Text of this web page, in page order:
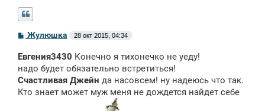
С
б
щ
е
н
и
Жулюшка 28 окт 2015, 04:34
Евгения3430 Конечно я тихонечко не уеду!
надо будет обязательно встретиться!
Счастливая Джейн да насовсем! ну надеюсь что так.
Кто знает может муж меня не дождется найдет себе